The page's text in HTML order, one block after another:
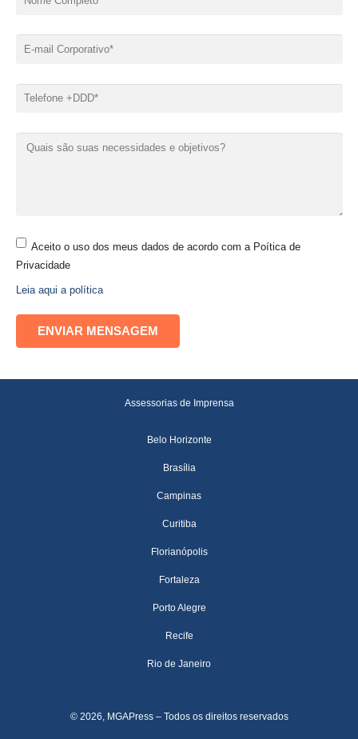
Aceito o uso dos meus dados de acordo com a Poítica de
Privacidade
Leia aqui a política
Assessorias de Imprensa
Belo Horizonte
Brasília
Campinas
Curitiba
Florianópolis
Fortaleza
Porto Alegre
Recife
Rio de Janeiro
© 2026, MGAPress – Todos os direitos reservados